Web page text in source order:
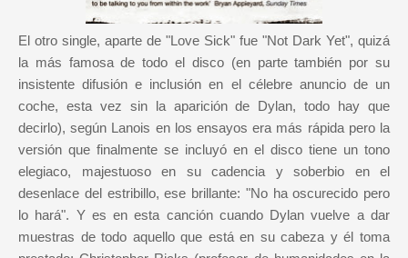
El otro single, aparte de "Love Sick" fue "Not Dark Yet", quizá
la más famosa de todo el disco (en parte también por su
insistente difusión e inclusión en el célebre anuncio de un
coche, esta vez sin la aparición de Dylan, todo hay que
decirlo), según Lanois en los ensayos era más rápida pero la
versión que finalmente se incluyó en el disco tiene un tono
elegiaco, majestuoso en su cadencia y soberbio en el
desenlace del estribillo, ese brillante: "No ha oscurecido pero
lo hará". Y es en esta canción cuando Dylan vuelve a dar
muestras de todo aquello que está en su cabeza y él toma